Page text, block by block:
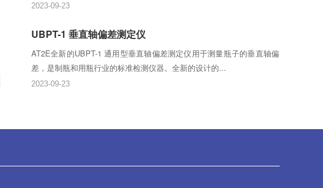
2023-09-23
UBPT-1 垂直轴偏差测定仪
AT2E全新的UBPT-1 通用型垂直轴偏差测定仪用于测量瓶子的垂直轴偏
差，是制瓶和用瓶行业的标准检测仪器。全新的设计的...
2023-09-23